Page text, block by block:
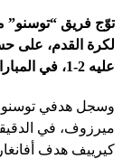
توّج فريق
لكرة القدم، على
عليه 2-1، في المباراة النهائية التي جمعتهما، اليوم الأربعاء.
وسجل هدفي
كيرييف هدف أفانغارد